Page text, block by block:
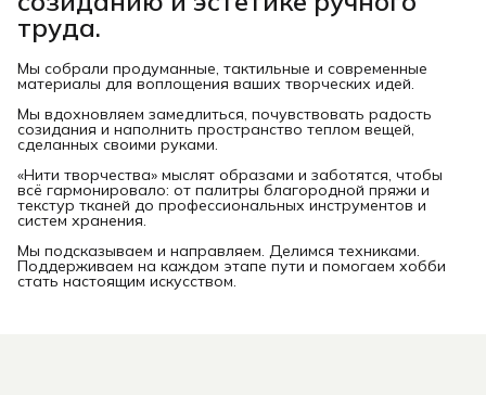
труда.
Мы собрали продуманные, тактильные и современные
материалы для воплощения ваших творческих идей.
Мы вдохновляем замедлиться, почувствовать радость
созидания и наполнить пространство теплом вещей,
сделанных своими руками.
«Нити творчества» мыслят образами и заботятся, чтобы
всё гармонировало: от палитры благородной пряжи и
текстур тканей до профессиональных инструментов и
систем хранения.
Мы подсказываем и направляем. Делимся техниками.
Поддерживаем на каждом этапе пути и помогаем хобби
стать настоящим искусством.